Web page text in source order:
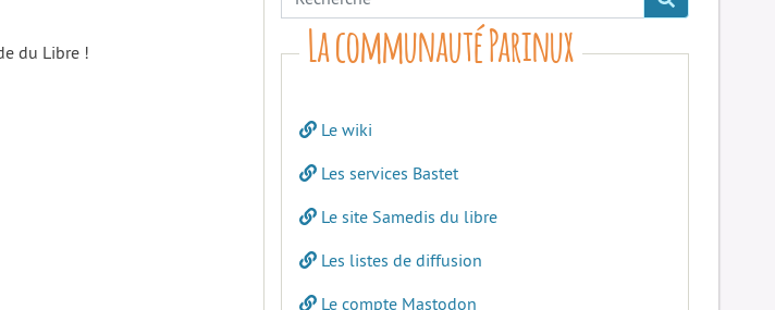
du Libre !
La communauté Parinux
Le wiki
Les services Bastet
Le site Samedis du libre
Les listes de diffusion
Le compte Mastodon